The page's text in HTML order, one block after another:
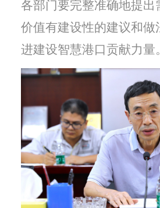
各部门要完整准确地提出
价值有建设性的建议和做
进建设智慧港口贡献力量。